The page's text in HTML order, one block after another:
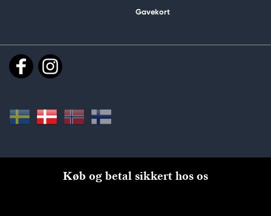
Gavekort
Køb og betal sikkert hos os